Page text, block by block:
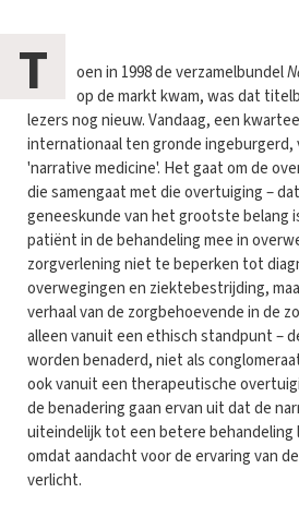
T oen in 1998 de verzamelbundel
op de markt kwam, was dat
lezers nog nieuw. Vandaag, een
internationaal ten gronde
'narrative medicine'. Het gaat om de
die samengaat met die overtuiging –
geneeskunde van het grootste belang
patiënt in de behandeling mee in
zorgverlening niet te beperken tot
overwegingen en ziektebestrijding,
verhaal van de zorgbehoevende in de
alleen vanuit een ethisch standpunt –
worden benaderd, niet als
ook vanuit een therapeutische
de benadering gaan ervan uit dat de
uiteindelijk tot een betere behandeling
omdat aandacht voor de ervaring van
verlicht.